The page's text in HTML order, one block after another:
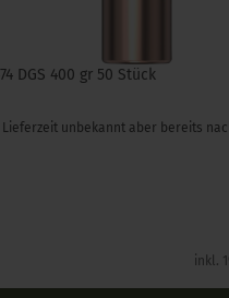
DGS 400 gr 50 Stück
Lieferzeit unbekannt aber bereits
inkl.